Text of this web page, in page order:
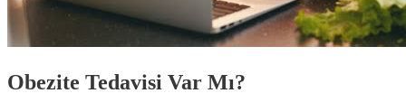
Obezite Tedavisi Var Mı?